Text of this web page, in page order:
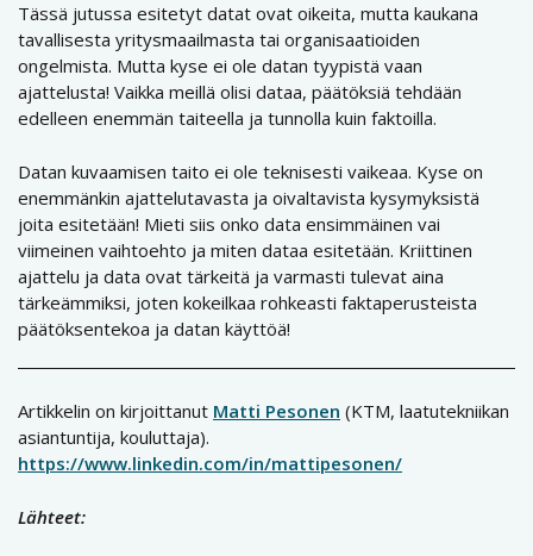
Tässä jutussa esitetyt datat ovat oikeita, mutta kaukana
tavallisesta yritysmaailmasta tai organisaatioiden
ongelmista. Mutta kyse ei ole datan tyypistä vaan
ajattelusta! Vaikka meillä olisi dataa, päätöksiä tehdään
edelleen enemmän taiteella ja tunnolla kuin faktoilla.
Datan kuvaamisen taito ei ole teknisesti vaikeaa. Kyse on
enemmänkin ajattelutavasta ja oivaltavista kysymyksistä
joita esitetään! Mieti siis onko data ensimmäinen vai
viimeinen vaihtoehto ja miten dataa esitetään. Kriittinen
ajattelu ja data ovat tärkeitä ja varmasti tulevat aina
tärkeämmiksi, joten kokeilkaa rohkeasti faktaperusteista
päätöksentekoa ja datan käyttöä!
Artikkelin on kirjoittanut Matti Pesonen (KTM, laatutekniikan
asiantuntija, kouluttaja).
https://www.linkedin.com/in/mattipesonen/
Lähteet: